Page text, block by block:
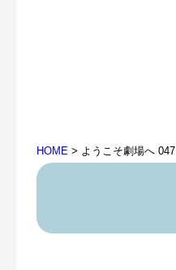
HOME > ようこそ劇場へ 047